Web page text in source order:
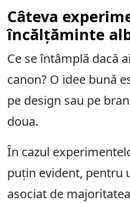
Câteva
încălțăminte
Ce se întâmplă dacă
canon? O idee bună
pe design sau pe
doua.
În cazul
puțin evident, pentru
asociat de